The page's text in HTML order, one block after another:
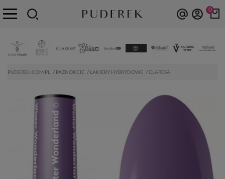
0
PUDEREK.COM.PL PAZNOKCIE LAKIERY HYBRYDOWE CLARESA